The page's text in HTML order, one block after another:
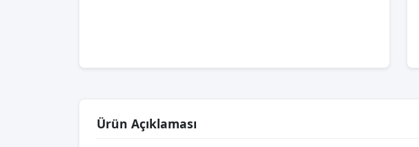
Ürün Açıklaması